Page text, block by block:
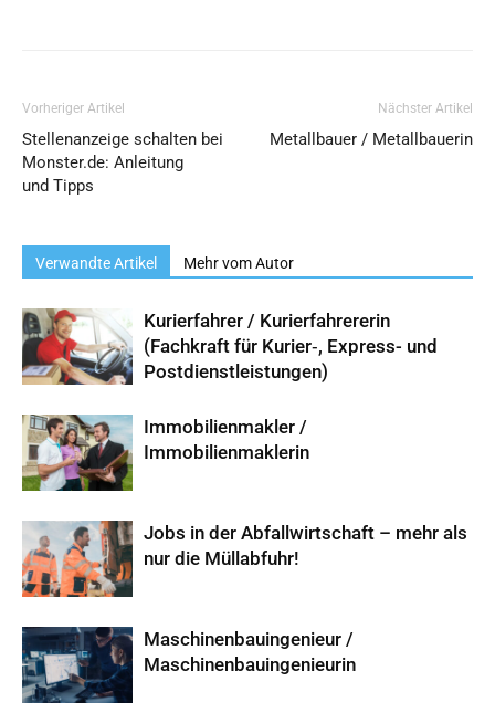
Vorheriger Artikel
Stellenanzeige schalten bei
Monster.de: Anleitung
und Tipps
Nächster Artikel
Metallbauer / Metallbauerin
Verwandte Artikel Mehr vom Autor
Kurierfahrer / Kurierfahrererin
(Fachkraft für Kurier‑, Express- und
Postdienstleistungen)
Immobilienmakler /
Immobilienmaklerin
Jobs in der Abfallwirtschaft – mehr als
nur die Müllabfuhr!
Maschinenbauingenieur /
Maschinenbauingenieurin